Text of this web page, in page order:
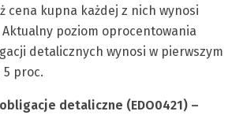
cena kupna każdej z nich wynosi
Aktualny poziom oprocentowania
detalicznych wynosi w pierwszym
proc.
detaliczne (EDO0421) –